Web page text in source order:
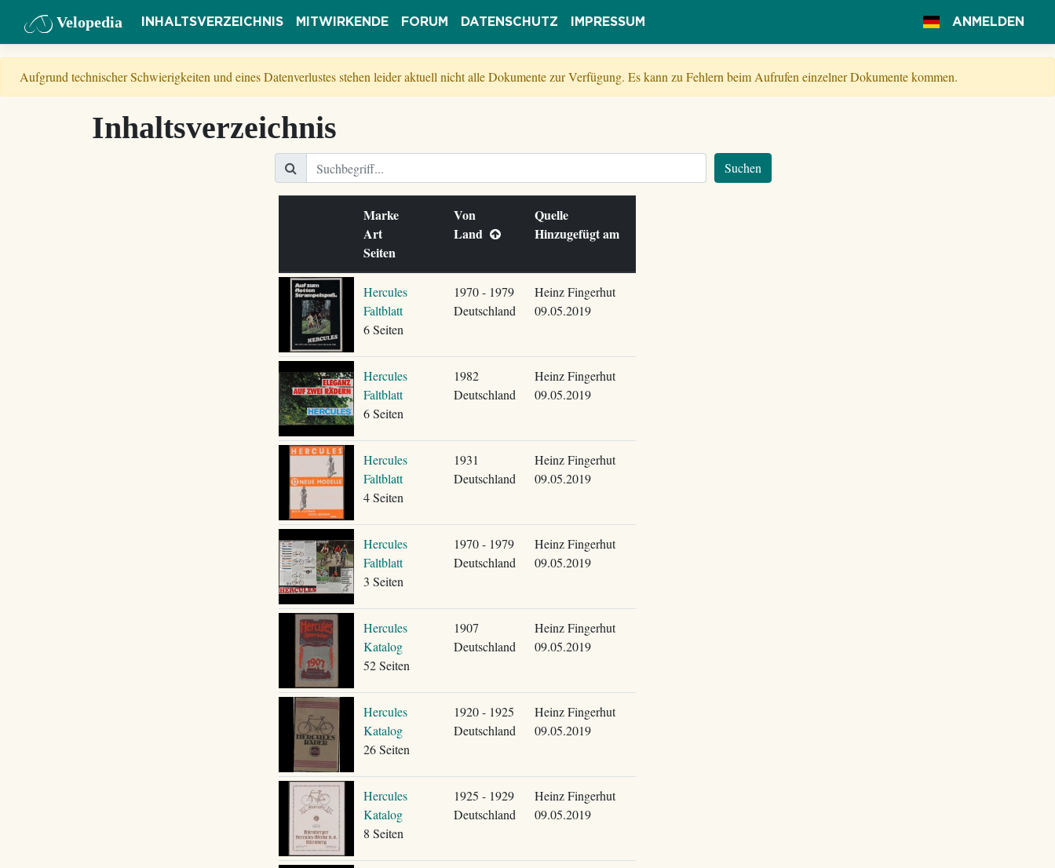
Velopedia INHALTSVERZEICHNIS MITWIRKENDE FORUM DATENSCHUTZ IMPRESSUM ANMELDEN
Aufgrund technischer Schwierigkeiten und eines Datenverlustes stehen leider aktuell nicht alle Dokumente zur Verfügung. Es kann zu Fehlern beim Aufrufen einzelner Dokumente kommen.
Inhaltsverzeichnis
Suchen
Marke
Art
Seiten
Von
Land
Quelle
Hinzugefügt am
Hercules
Faltblatt
6 Seiten
1970 - 1979
Deutschland
Heinz Fingerhut
09.05.2019
Hercules
Faltblatt
6 Seiten
1982
Deutschland
Heinz Fingerhut
09.05.2019
Hercules
Faltblatt
4 Seiten
1931
Deutschland
Heinz Fingerhut
09.05.2019
Hercules
Faltblatt
3 Seiten
1970 - 1979
Deutschland
Heinz Fingerhut
09.05.2019
Hercules
Katalog
52 Seiten
1907
Deutschland
Heinz Fingerhut
09.05.2019
Hercules
Katalog
26 Seiten
1920 - 1925
Deutschland
Heinz Fingerhut
09.05.2019
Hercules
Katalog
8 Seiten
1925 - 1929
Deutschland
Heinz Fingerhut
09.05.2019